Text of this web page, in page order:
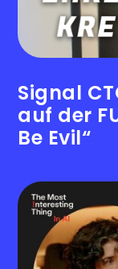
Signal
auf der
Be Evil“